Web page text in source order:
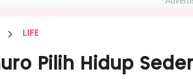
LIFE
Pilih Hidup